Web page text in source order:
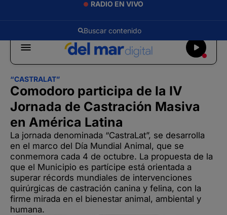
RADIO EN VIVO
“CASTRALAT”
Comodoro participa de la IV
Jornada de Castración Masiva
en América Latina
La jornada denominada “CastraLat”, se desarrolla
en el marco del Día Mundial Animal, que se
conmemora cada 4 de octubre. La propuesta de la
que el Municipio es partícipe está orientada a
superar récords mundiales de intervenciones
quirúrgicas de castración canina y felina, con la
firme mirada en el bienestar animal, ambiental y
humana.